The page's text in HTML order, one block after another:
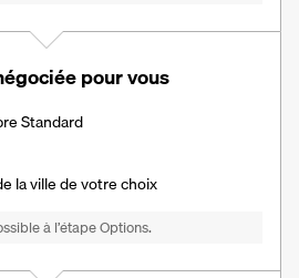
pour vous
Standard
la ville de votre choix
à l’étape Options.